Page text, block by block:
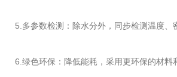
5.多参数检测：除水分外，同步检测温度、
6.绿色环保：降低能耗，采用更环保的材料